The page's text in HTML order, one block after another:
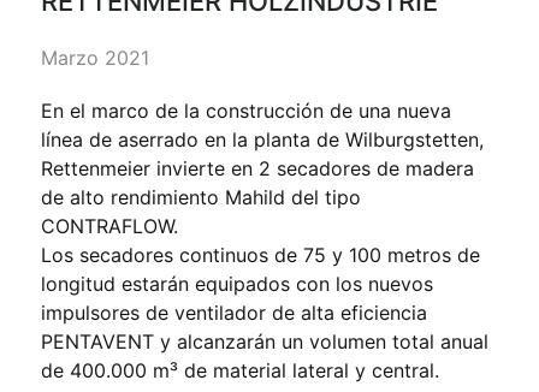
Marzo 2021
En el marco de la construcción de una nueva
línea de aserrado en la planta de Wilburgstetten,
Rettenmeier invierte en 2 secadores de madera
de alto rendimiento Mahild del tipo
CONTRAFLOW.
Los secadores continuos de 75 y 100 metros de
longitud estarán equipados con los nuevos
impulsores de ventilador de alta eficiencia
PENTAVENT y alcanzarán un volumen total anual
de 400.000 m³ de material lateral y central.